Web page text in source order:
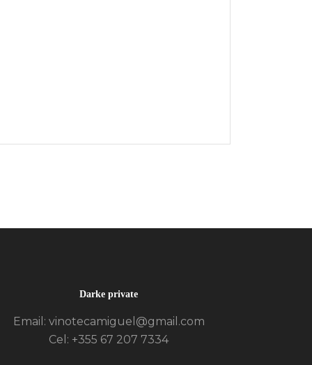
Darke private
Email: vinotecamiguel@gmail.com
Cel: +355 67 207 7334